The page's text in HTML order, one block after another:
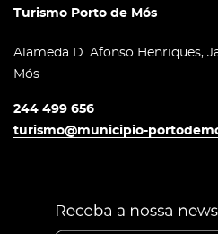
Turismo Porto de Mós
Alameda D. Afonso Henriques,
Mós
244 499 656
turismo@municipio-